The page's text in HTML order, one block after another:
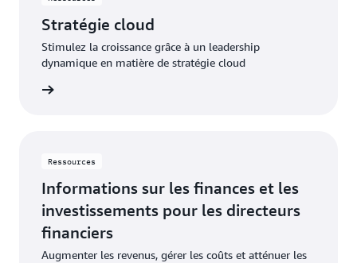
Stratégie cloud
Stimulez la croissance grâce à un leadership
dynamique en matière de stratégie cloud
Ressources
Informations sur les finances et les
investissements pour les directeurs
financiers
Augmenter les revenus, gérer les coûts et atténuer les